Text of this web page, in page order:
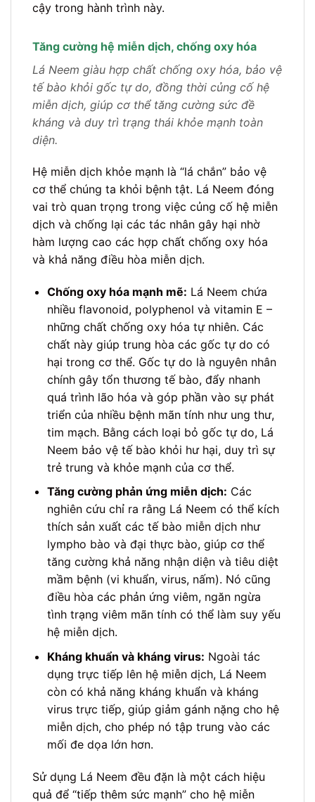
cậy trong hành trình này.
Tăng cường hệ miễn dịch, chống oxy hóa
Lá Neem giàu hợp chất chống oxy hóa, bảo vệ
tế bào khỏi gốc tự do, đồng thời củng cố hệ
miễn dịch, giúp cơ thể tăng cường sức đề
kháng và duy trì trạng thái khỏe mạnh toàn
diện.
Hệ miễn dịch khỏe mạnh là “lá chắn” bảo vệ
cơ thể chúng ta khỏi bệnh tật. Lá Neem đóng
vai trò quan trọng trong việc củng cố hệ miễn
dịch và chống lại các tác nhân gây hại nhờ
hàm lượng cao các hợp chất chống oxy hóa
và khả năng điều hòa miễn dịch.
Chống oxy hóa mạnh mẽ: Lá Neem chứa
nhiều flavonoid, polyphenol và vitamin E –
những chất chống oxy hóa tự nhiên. Các
chất này giúp trung hòa các gốc tự do có
hại trong cơ thể. Gốc tự do là nguyên nhân
chính gây tổn thương tế bào, đẩy nhanh
quá trình lão hóa và góp phần vào sự phát
triển của nhiều bệnh mãn tính như ung thư,
tim mạch. Bằng cách loại bỏ gốc tự do, Lá
Neem bảo vệ tế bào khỏi hư hại, duy trì sự
trẻ trung và khỏe mạnh của cơ thể.
Tăng cường phản ứng miễn dịch: Các
nghiên cứu chỉ ra rằng Lá Neem có thể kích
thích sản xuất các tế bào miễn dịch như
lympho bào và đại thực bào, giúp cơ thể
tăng cường khả năng nhận diện và tiêu diệt
mầm bệnh (vi khuẩn, virus, nấm). Nó cũng
điều hòa các phản ứng viêm, ngăn ngừa
tình trạng viêm mãn tính có thể làm suy yếu
hệ miễn dịch.
Kháng khuẩn và kháng virus: Ngoài tác
dụng trực tiếp lên hệ miễn dịch, Lá Neem
còn có khả năng kháng khuẩn và kháng
virus trực tiếp, giúp giảm gánh nặng cho hệ
miễn dịch, cho phép nó tập trung vào các
mối đe dọa lớn hơn.
Sử dụng Lá Neem đều đặn là một cách hiệu
quả để “tiếp thêm sức mạnh” cho hệ miễn